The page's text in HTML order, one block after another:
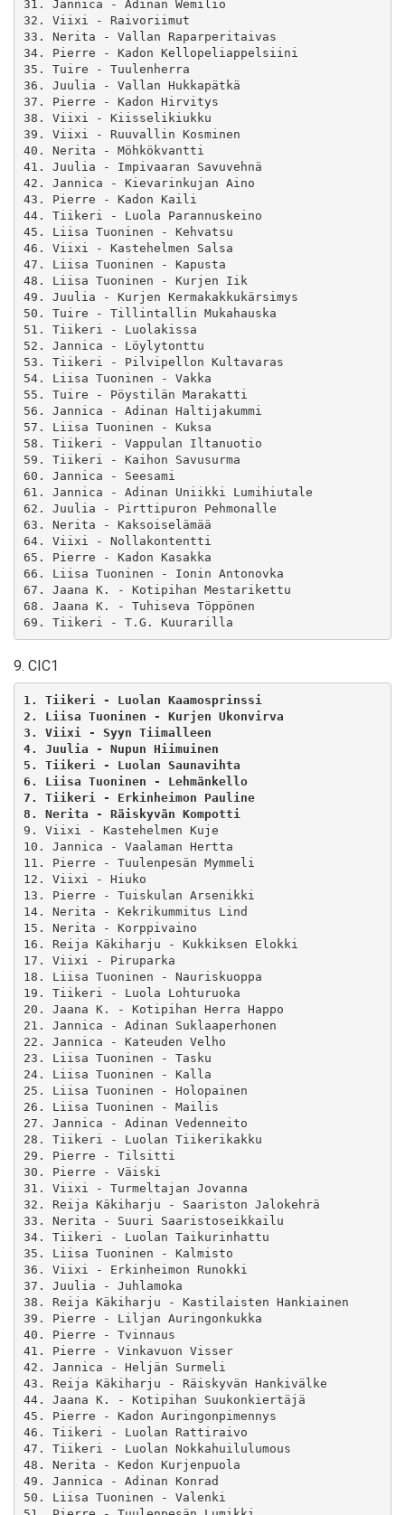
31. Jannica - Adinan Wemilio
32. Viixi - Raivoriimut
33. Nerita - Vallan Raparperitaivas
34. Pierre - Kadon Kellopeliappelsiini
35. Tuire - Tuulenherra
36. Juulia - Vallan Hukkapätkä
37. Pierre - Kadon Hirvitys
38. Viixi - Kiisselikiukku
39. Viixi - Ruuvallin Kosminen
40. Nerita - Möhkökvantti
41. Juulia - Impivaaran Savuvehnä
42. Jannica - Kievarinkujan Aino
43. Pierre - Kadon Kaili
44. Tiikeri - Luola Parannuskeino
45. Liisa Tuoninen - Kehvatsu
46. Viixi - Kastehelmen Salsa
47. Liisa Tuoninen - Kapusta
48. Liisa Tuoninen - Kurjen Iik
49. Juulia - Kurjen Kermakakkukärsimys
50. Tuire - Tillintallin Mukahauska
51. Tiikeri - Luolakissa
52. Jannica - Löylytonttu
53. Tiikeri - Pilvipellon Kultavaras
54. Liisa Tuoninen - Vakka
55. Tuire - Pöystilän Marakatti
56. Jannica - Adinan Haltijakummi
57. Liisa Tuoninen - Kuksa
58. Tiikeri - Vappulan Iltanuotio
59. Tiikeri - Kaihon Savusurma
60. Jannica - Seesami
61. Jannica - Adinan Uniikki Lumihiutale
62. Juulia - Pirttipuron Pehmonalle
63. Nerita - Kaksoiselämää
64. Viixi - Nollakontentti
65. Pierre - Kadon Kasakka
66. Liisa Tuoninen - Ionin Antonovka
67. Jaana K. - Kotipihan Mestarikettu
68. Jaana K. - Tuhiseva Töppönen
9. CIC1
1. Tiikeri - Luolan Kaamosprinssi
2. Liisa Tuoninen - Kurjen Ukonvirva
3. Viixi - Syyn Tiimalleen
4. Juulia - Nupun Hiimuinen
5. Tiikeri - Luolan Saunavihta
6. Liisa Tuoninen - Lehmänkello
7. Tiikeri - Erkinheimon Pauline
8. Nerita - Räiskyvän Kompotti
9. Viixi - Kastehelmen Kuje
10. Jannica - Vaalaman Hertta
11. Pierre - Tuulenpesän Mymmeli
12. Viixi - Hiuko
13. Pierre - Tuiskulan Arsenikki
14. Nerita - Kekrikummitus Lind
15. Nerita - Korppivaino
16. Reija Käkiharju - Kukkiksen Elokki
17. Viixi - Piruparka
18. Liisa Tuoninen - Nauriskuoppa
19. Tiikeri - Luola Lohturuoka
20. Jaana K. - Kotipihan Herra Happo
21. Jannica - Adinan Suklaaperhonen
22. Jannica - Kateuden Velho
23. Liisa Tuoninen - Tasku
24. Liisa Tuoninen - Kalla
25. Liisa Tuoninen - Holopainen
26. Liisa Tuoninen - Mailis
27. Jannica - Adinan Vedenneito
28. Tiikeri - Luolan Tiikerikakku
29. Pierre - Tilsitti
30. Pierre - Väiski
31. Viixi - Turmeltajan Jovanna
32. Reija Käkiharju - Saariston Jalokehrä
33. Nerita - Suuri Saaristoseikkailu
34. Tiikeri - Luolan Taikurinhattu
35. Liisa Tuoninen - Kalmisto
36. Viixi - Erkinheimon Runokki
37. Juulia - Juhlamoka
38. Reija Käkiharju - Kastilaisten Hankiainen
39. Pierre - Liljan Auringonkukka
40. Pierre - Tvinnaus
41. Pierre - Vinkavuon Visser
42. Jannica - Heljän Surmeli
43. Reija Käkiharju - Räiskyvän Hankivälke
44. Jaana K. - Kotipihan Suukonkiertäjä
45. Pierre - Kadon Auringonpimennys
46. Tiikeri - Luolan Rattiraivo
47. Tiikeri - Luolan Nokkahuilulumous
48. Nerita - Kedon Kurjenpuola
49. Jannica - Adinan Konrad
50. Liisa Tuoninen - Valenki